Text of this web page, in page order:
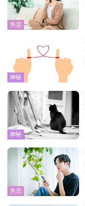
失恋
神秘
神秘
失恋